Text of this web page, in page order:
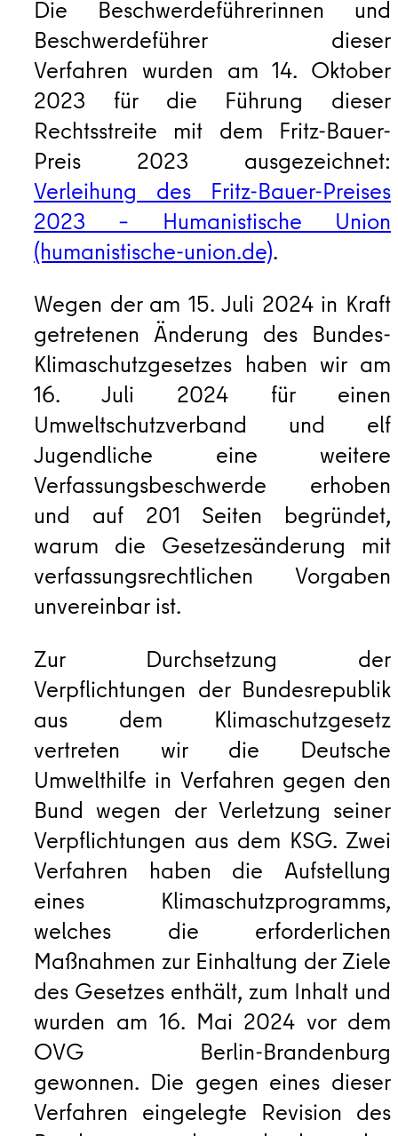
Die Beschwerdeführerinnen und
Beschwerdeführer dieser
Verfahren wurden am 14. Oktober
2023 für die Führung dieser
Rechtsstreite mit dem Fritz-Bauer-
Preis 2023 ausgezeichnet:
Verleihung des Fritz-Bauer-Preises
2023 – Humanistische Union
(humanistische-union.de).
Wegen der am 15. Juli 2024 in Kraft
getretenen Änderung des Bundes-
Klimaschutzgesetzes haben wir am
16. Juli 2024 für einen
Umweltschutzverband und elf
Jugendliche eine weitere
Verfassungsbeschwerde erhoben
und auf 201 Seiten begründet,
warum die Gesetzesänderung mit
verfassungsrechtlichen Vorgaben
unvereinbar ist.
Zur Durchsetzung der
Verpflichtungen der Bundesrepublik
aus dem Klimaschutzgesetz
vertreten wir die Deutsche
Umwelthilfe in Verfahren gegen den
Bund wegen der Verletzung seiner
Verpflichtungen aus dem KSG. Zwei
Verfahren haben die Aufstellung
eines Klimaschutzprogramms,
welches die erforderlichen
Maßnahmen zur Einhaltung der Ziele
des Gesetzes enthält, zum Inhalt und
wurden am 16. Mai 2024 vor dem
OVG Berlin-Brandenburg
gewonnen. Die gegen eines dieser
Verfahren eingelegte Revision des